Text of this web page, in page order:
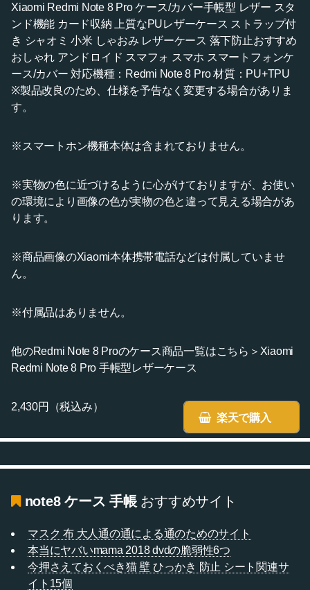
Xiaomi Redmi Note 8 Pro ケース/カバー手帳型 レザー スタ
ンド機能 カード収納 上質なPUレザーケース ストラップ付
き シャオミ 小米 しゃおみ レザーケース 落下防止おすすめ
おしゃれ アンドロイド スマフォ スマホ スマートフォンケ
ース/カバー 対応機種：Redmi Note 8 Pro 材質：PU+TPU
※製品改良のため、仕様を予告なく変更する場合がありま
す。
※スマートホン機種本体は含まれておりません。
※実物の色に近づけるように心がけておりますが、お使い
の環境により画像の色が実物の色と違って見える場合があ
ります。
※商品画像のXiaomi本体携帯電話などは付属していませ
ん。
※付属品はありません。
他のRedmi Note 8 Proのケース商品一覧はこちら＞Xiaomi
Redmi Note 8 Pro 手帳型レザーケース
楽天で購入
2,430円（税込み）
note8 ケース 手帳おすすめサイト
マスク 布 大人通の通による通のためのサイト
本当にヤバいmama 2018 dvdの脆弱性6つ
今押さえておくべき猫 壁 ひっかき 防止 シート関連サ
イト15個